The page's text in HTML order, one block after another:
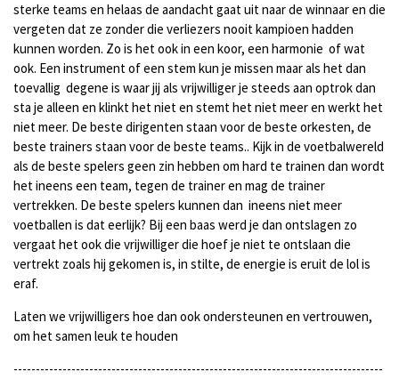
sterke teams en helaas de aandacht gaat uit naar de winnaar en die
vergeten dat ze zonder die verliezers nooit kampioen hadden
kunnen worden. Zo is het ook in een koor, een harmonie of wat
ook. Een instrument of een stem kun je missen maar als het dan
toevallig degene is waar jij als vrijwilliger je steeds aan optrok dan
sta je alleen en klinkt het niet en stemt het niet meer en werkt het
niet meer. De beste dirigenten staan voor de beste orkesten, de
beste trainers staan voor de beste teams.. Kijk in de voetbalwereld
als de beste spelers geen zin hebben om hard te trainen dan wordt
het ineens een team, tegen de trainer en mag de trainer
vertrekken. De beste spelers kunnen dan ineens niet meer
voetballen is dat eerlijk? Bij een baas werd je dan ontslagen zo
vergaat het ook die vrijwilliger die hoef je niet te ontslaan die
vertrekt zoals hij gekomen is, in stilte, de energie is eruit de lol is
eraf.
Laten we vrijwilligers hoe dan ook ondersteunen en vertrouwen,
om het samen leuk te houden
-----------------------------------------------------------------------------------